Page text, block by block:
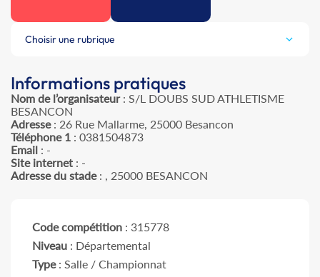
Choisir une rubrique
Informations pratiques
Nom de l’organisateur: S/L DOUBS SUD ATHLETISME
BESANCON
Adresse: 26 Rue Mallarme, 25000 Besancon
Téléphone 1 : 0381504873
Email : -
Site internet : -
Adresse du stade: , 25000 BESANCON
Code compétition : 315778
Niveau : Départemental
Type: Salle / Championnat